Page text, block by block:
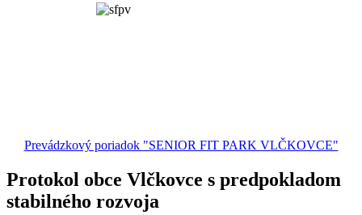
Prevádzkový poriadok "SENIOR FIT PARK VLČKOVCE"
Protokol obce Vlčkovce s predpokladom
stabilného rozvoja